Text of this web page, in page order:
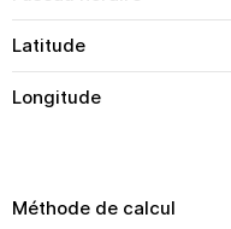
Latitude
Longitude
Méthode de calcul